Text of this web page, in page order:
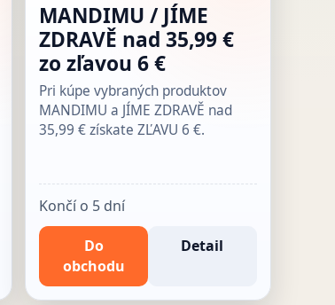
MANDIMU / JÍME
ZDRAVĚ nad 35,99 €
zo zľavou 6 €
Pri kúpe vybraných produktov
MANDIMU a JÍME ZDRAVĚ nad
35,99 € získate ZĽAVU 6 €.
Končí o 5 dní
Do
obchodu
Detail